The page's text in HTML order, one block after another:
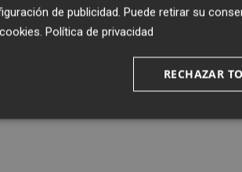
de publicidad. Puede retirar su
. Política de privacidad
RECHAZAR